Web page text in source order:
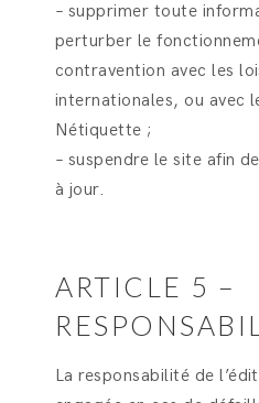
– supprimer toute
perturber le
contravention avec les
internationales, ou avec
Nétiquette ;
– suspendre le site afin
à jour.
ARTICLE 5 –
La responsabilité de